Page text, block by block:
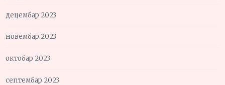
децембар 2023
новембар 2023
октобар 2023
септембар 2023